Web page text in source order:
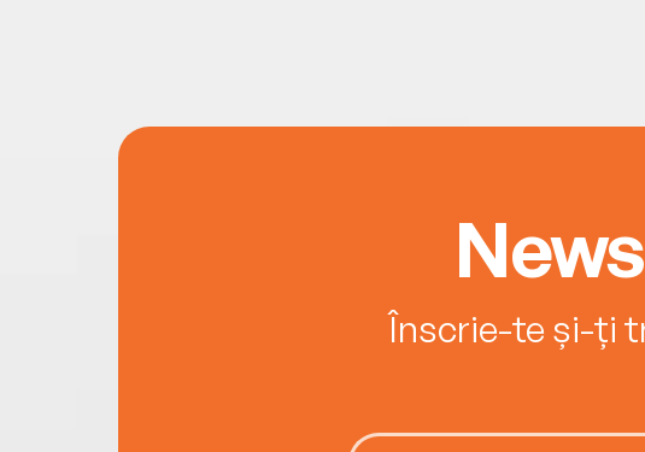
Înscrie-te și-ți